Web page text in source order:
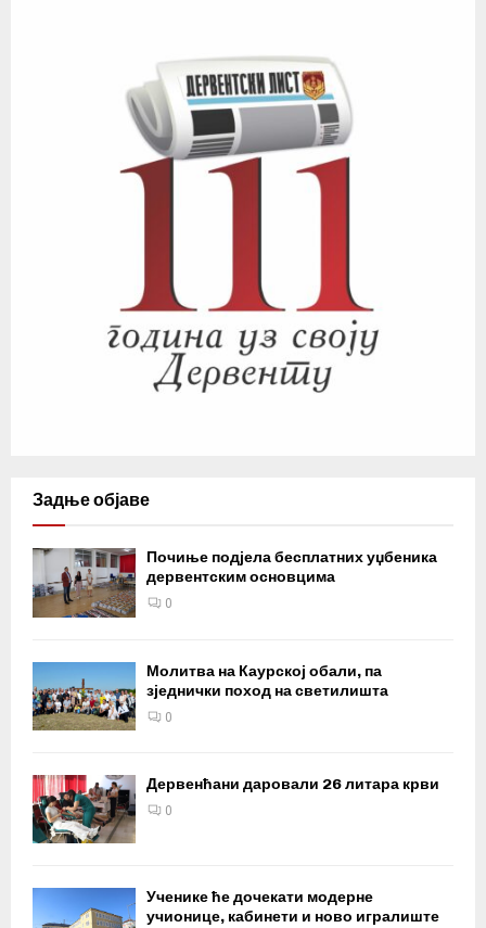
Задње објаве
Почиње подјела бесплатних уџбеника
дервентским основцима
0
Молитва на Каурској обали, па
зједнички поход на светилишта
0
Дервенћани даровали 26 литара крви
0
Ученике ће дочекати модерне
учионице, кабинети и ново игралиште